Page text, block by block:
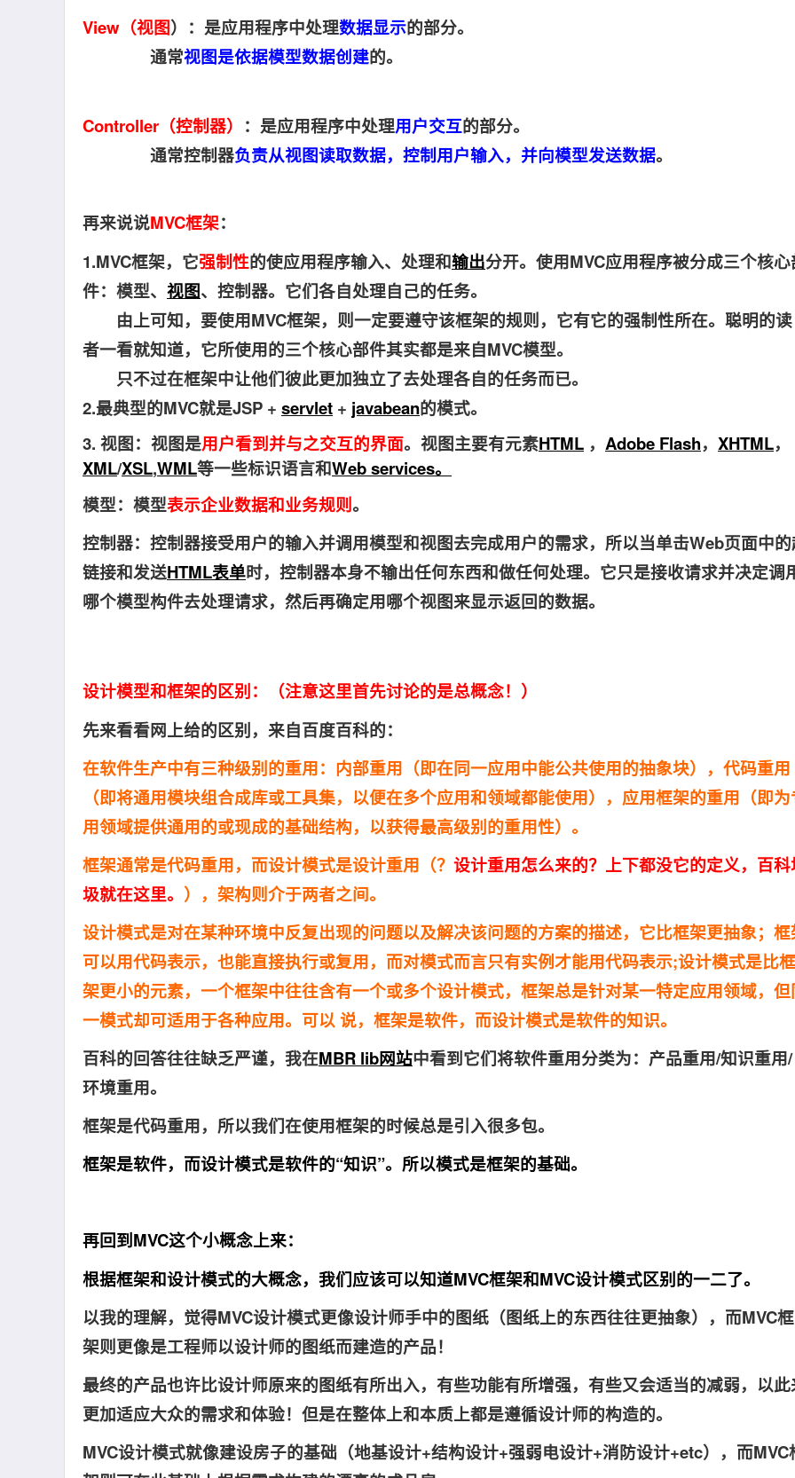
View（视图）：是应用程序中处理数据显示的部分。
通常视图是依据模型数据创建的。
Controller（控制器） ：是应用程序中处理用户交互的部分。
通常控制器负责从视图读取数据，控制用户输入，并向模型发送数据。
再来说说MVC框架：
1.MVC框架，它强制性的使应用程序输入、处理和输出分开。使用MVC应用程序被分成三个核心
件：模型、 视图、控制器。它们各自处理自己的任务。
由上可知，要使用MVC框架，则一定要遵守该框架的规则，它有它的强制性所在。聪明的读
者一看就知道，它所使用的三个核心部件其实都是来自MVC模型。
只不过在框架中让他们彼此更加独立了去处理各自的任务而已。
2.最典型的MVC就是JSP + servlet + javabean的模式。
3. 视图：视图是用户看到并与之交互的界面。视图主要有元素HTML ， Adobe Flash， XHTML，
XML/XSL,WML等一些标识语言和Web services。
模型： 模型表示企业数据和业务规则。
控制器：控制器接受用户的输入并调用模型和视图去完成用户的需求，所以当单击Web页面中
链接和发送HTML表单时，控制器本身不输出任何东西和做任何处理。它只是接收请求并决定调
哪个模型构件去处理请求，然后再确定用哪个视图来显示返回的数据。
设计模型和框架的区别：（注意这里首先讨论的是总概念！）
先来看看网上给的区别，来自百度百科的：
在软件生产中有三种级别的重用：内部重用（即在同一应用中能公共使用的抽象块），代码重用
（即将通用模块组合成库或工具集，以便在多个应用和领域都能使用），应用框架的重用（即
用领域提供通用的或现成的基础结构，以获得最高级别的重用性）。
框架通常是代码重用，而设计模式是设计重用（？ 设计重用怎么来的？上下都没它的定义，百科
圾就在这里。 ），架构则介于两者之间。
设计模式是对在某种环境中反复出现的问题以及解决该问题的方案的描述，它比框架更抽象；框
可以用代码表示，也能直接执行或复用，而对模式而言只有实例才能用代码表示;设计模式是比框
架更小的元素，一个框架中往往含有一个或多个设计模式，框架总是针对某一特定应用领域，但
一模式却可适用于各种应用。可以 说，框架是软件，而设计模式是软件的知识。
百科的回答往往缺乏严谨，我在MBR lib网站中看到它们将软件重用分类为：产品重用/知识重用/
环境重用。
框架是代码重用，所以我们在使用框架的时候总是引入很多包。
框架是软件，而设计模式是软件的“知识”。所以模式是框架的基础。
再回到MVC这个小概念上来：
根据框架和设计模式的大概念，我们应该可以知道MVC框架和MVC设计模式区别的一二了。
以我的理解，觉得MVC设计模式更像设计师手中的图纸（图纸上的东西往往更抽象），而MVC框
架则更像是工程师以设计师的图纸而建造的产品！
最终的产品也许比设计师原来的图纸有所出入，有些功能有所增强，有些又会适当的减弱，以此
更加适应大众的需求和体验！但是在整体上和本质上都是遵循设计师的构造的。
MVC设计模式就像建设房子的基础（地基设计+结构设计+强弱电设计+消防设计+etc），而MVC